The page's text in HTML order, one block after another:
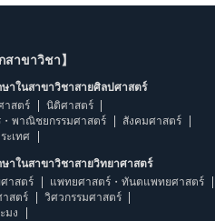
าขาวิชา】
าในสาขาวิชาสายศิลปศาสตร์
าสตร์
นิติศาสตร์
・พาณิชยกรรมศาสตร์
สังคมศาสตร์
ะเทศ
าในสาขาวิชาสายวิทยาศาสตร์
าสตร์
แพทยศาสตร์・ทันตแพทยศาสตร์
สตร์
วิศวกรรมศาสตร์
มง